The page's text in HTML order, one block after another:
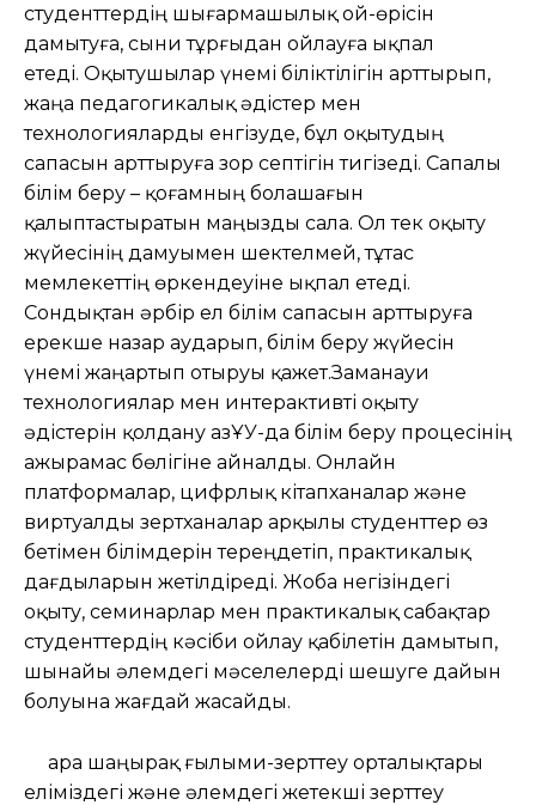
студенттердің шығармашылық ой-өрісін
дамытуға, сыни тұрғыдан ойлауға ықпал
етеді. Оқытушылар үнемі біліктілігін арттырып,
жаңа педагогикалық әдістер мен
технологияларды енгізуде, бұл оқытудың
сапасын арттыруға зор септігін тигізеді. Сапалы
білім беру – қоғамның болашағын
қалыптастыратын маңызды сала. Ол тек оқыту
жүйесінің дамуымен шектелмей, тұтас
мемлекеттің өркендеуіне ықпал етеді.
Сондықтан әрбір ел білім сапасын арттыруға
ерекше назар аударып, білім беру жүйесін
үнемі жаңартып отыруы қажет.Заманауи
технологиялар мен интерактивті оқыту
әдістерін қолдану ҚазҰУ-да білім беру процесінің
ажырамас бөлігіне айналды. Онлайн
платформалар, цифрлық кітапханалар және
виртуалды зертханалар арқылы студенттер өз
бетімен білімдерін тереңдетіп, практикалық
дағдыларын жетілдіреді. Жоба негізіндегі
оқыту, семинарлар мен практикалық сабақтар
студенттердің кәсіби ойлау қабілетін дамытып,
шынайы әлемдегі мәселелерді шешуге дайын
болуына жағдай жасайды.
Қара шаңырақ ғылыми-зерттеу орталықтары
еліміздегі және әлемдегі жетекші зерттеу